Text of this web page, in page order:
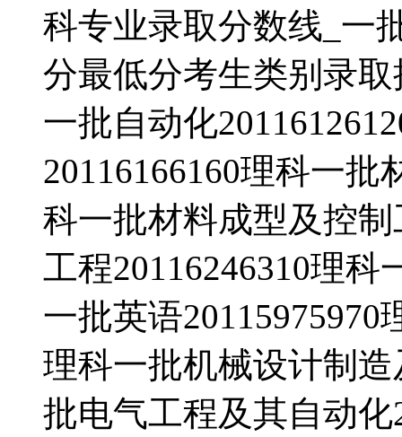
科专业录取分数线_一
分最低分考生类别录取
一批自动化
20116166160理科一批
科一批材料成型及控制
工程20116246310理科
一批英语20115975970
理科一批机械设计制造
批电气工程及其自动化